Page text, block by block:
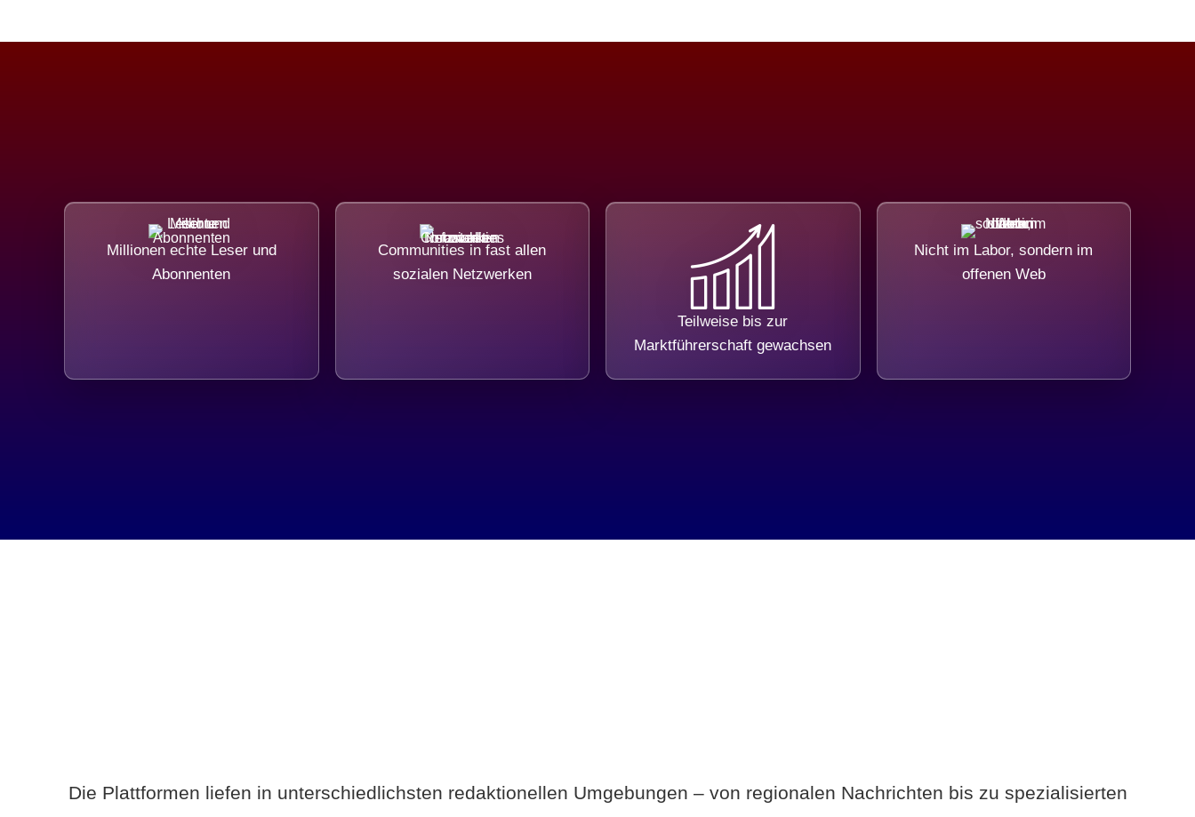
Millionen echte Leser und
Abonnenten
Communities in fast allen
sozialen Netzwerken
Teilweise bis zur
Marktführerschaft gewachsen
Nicht im Labor, sondern im
offenen Web
Die Plattformen liefen in unterschiedlichsten redaktionellen Umgebungen – von regionalen Nachrichten bis zu spezialisierten